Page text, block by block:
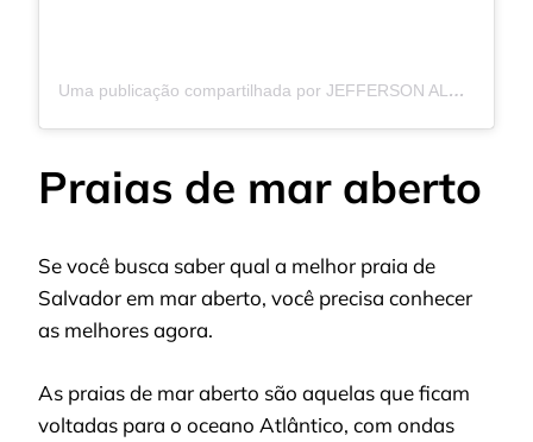
Uma publicação compartilhada por JEFFERSON ALCÂNTARA (@jeffalcantaraph)
Praias de mar aberto
Se você busca saber qual a melhor praia de
Salvador em mar aberto, você precisa conhecer
as melhores agora.
As praias de mar aberto são aquelas que ficam
voltadas para o oceano Atlântico, com ondas